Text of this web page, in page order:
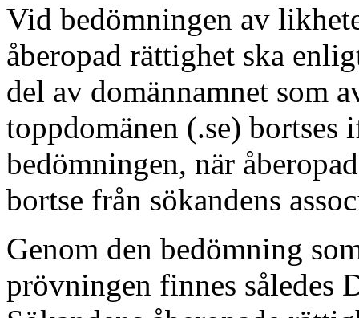
Vid bedömningen av
åberopad rättighet ska
del av domännamnet som
toppdomänen (.se) bortses
bedömningen, när
bortse från sökandens
Genom den bedömning
prövningen finnes således